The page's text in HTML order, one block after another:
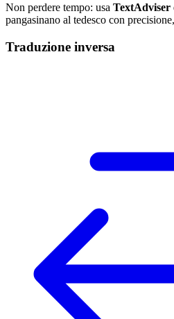
Non perdere tempo: usa TextAdviser
pangasinano al tedesco con
Traduzione inversa